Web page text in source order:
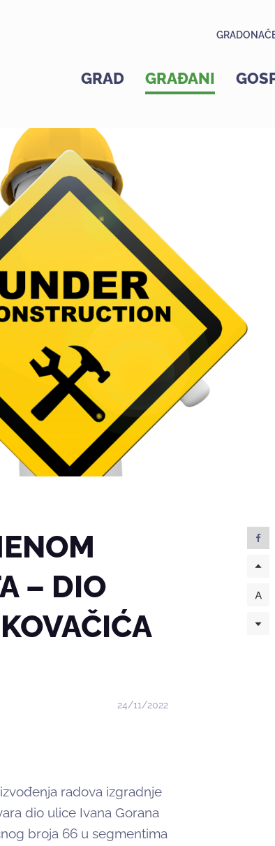
GRAD GRAĐANI
– DIO
24/11/2022
radova izgradnje
dio ulice Ivana Gorana
broja 66 u segmentima